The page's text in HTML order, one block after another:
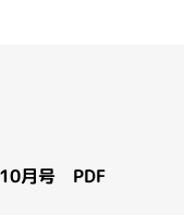
月号 PDF